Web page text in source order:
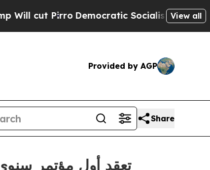
Democratic Socialists of America Propose
View all
Provided by AGP
Share